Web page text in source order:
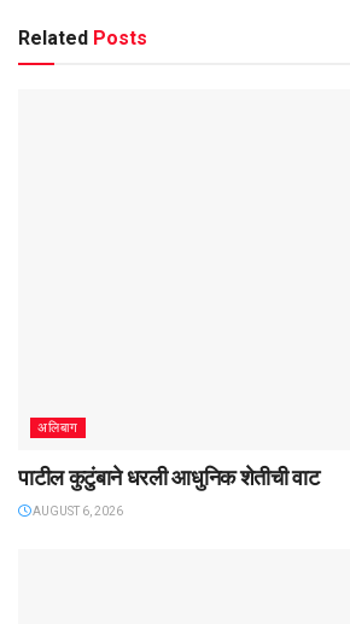
Related Posts
अलिबाग
पाटील कुटुंबाने धरली आधुनिक शेतीची वाट
AUGUST 6, 2026